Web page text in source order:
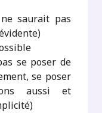
saurait pas
se poser de
se poser
aussi et